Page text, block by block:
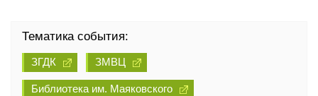
Тематика события:
ЗГДК ЗМВЦ
Библиотека им. Маяковского